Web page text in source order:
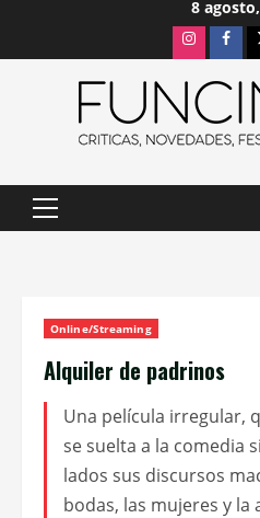
8
Instagram
Menú
Online/Streaming
Alquiler de padrinos
Una película irregular,
se suelta a la comedia
lados sus discursos
bodas, las mujeres y la